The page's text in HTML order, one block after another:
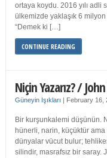
ortaya koydu. 2016 yılı
ülkemizde yaklaşık 6
“Demek ki […]
CONTINUE READING
Niçin Yazarız? /
Güneyin Işıkları | February 16,
Bir kurşunkalemi düşünün.
hünerli, narin, küçüktür
dünyalar vücut bulur;
silindir, masrafsız bir saray.